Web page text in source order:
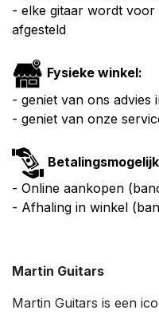
- elke gitaar wordt voor
afgesteld
Fysieke winkel:
- geniet van ons advies
- geniet van onze
- Online aankopen
- Afhaling in winkel
Martin Guitars
Martin Guitars is een